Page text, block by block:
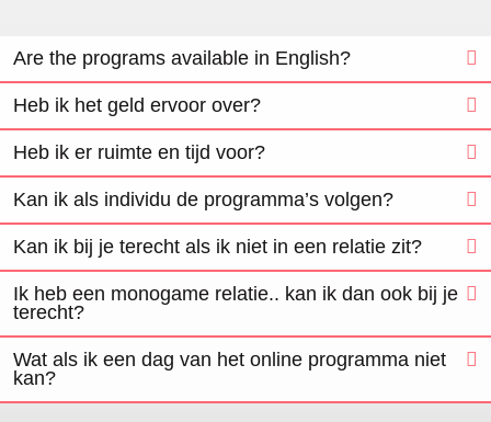
Are the programs available in English?
Heb ik het geld ervoor over?
Heb ik er ruimte en tijd voor?
Kan ik als individu de programma’s volgen?
Kan ik bij je terecht als ik niet in een relatie zit?
Ik heb een monogame relatie.. kan ik dan ook bij je
terecht?
Wat als ik een dag van het online programma niet
kan?